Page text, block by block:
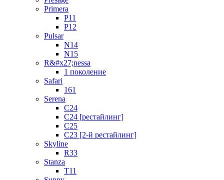
Primera
P11
P12
Pulsar
N14
N15
R&#x27;nessa
1 поколение
Safari
161
Serena
C24
C24 [рестайлинг]
C25
С23 [2-й рестайлинг]
Skyline
R33
Stanza
T11